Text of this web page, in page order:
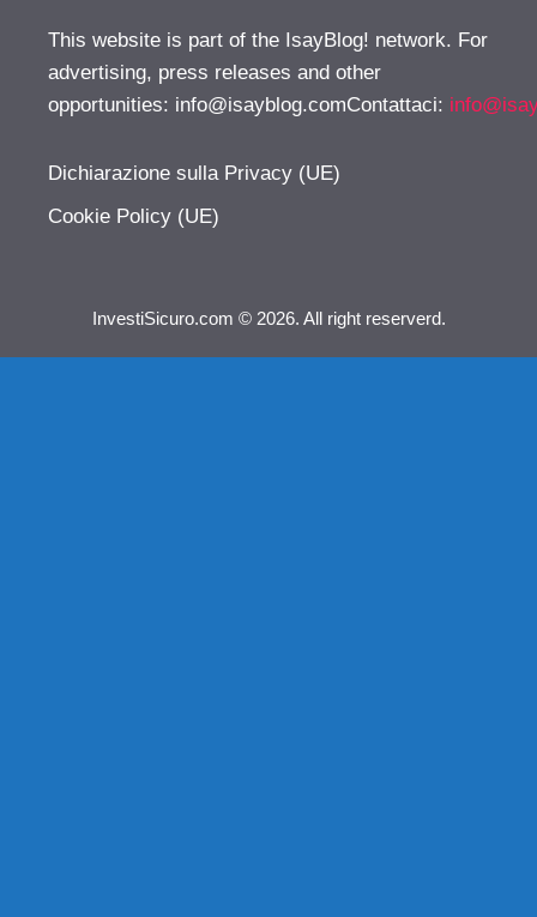
This website is part of the IsayBlog! network. For
advertising, press releases and other
opportunities: info@isayblog.comContattaci:
Dichiarazione sulla Privacy (UE)
Cookie Policy (UE)
InvestiSicuro.com © 2026. All right reserverd.